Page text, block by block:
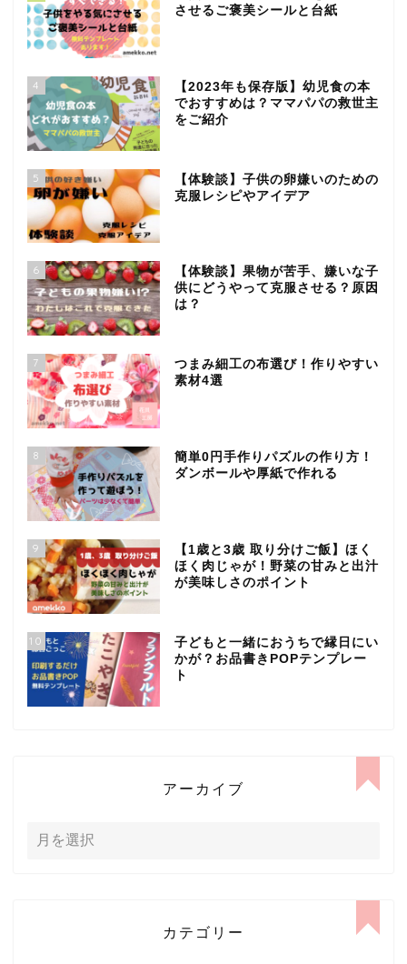
させるご褒美シールと台紙
4
【2023年も保存版】幼児食の本
でおすすめは？ママパパの救世主
をご紹介
5
【体験談】子供の卵嫌いのための
克服レシピやアイデア
6
【体験談】果物が苦手、嫌いな子
供にどうやって克服させる？原因
は？
7
つまみ細工の布選び！作りやすい
素材4選
8
簡単0円手作りパズルの作り方！
ダンボールや厚紙で作れる
9
【1歳と3歳 取り分けご飯】ほく
ほく肉じゃが！野菜の甘みと出汁
が美味しさのポイント
10
子どもと一緒におうちで縁日にい
かが？お品書きPOPテンプレー
ト
アーカイブ
カテゴリー